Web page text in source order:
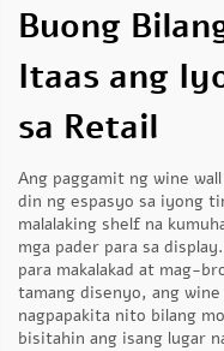
Buong
Itaas ang
sa Retail
Ang paggamit ng wine
din ng espasyo sa iyong
malalaking shelf na
mga pader para sa
para makalakad at mag-
tamang disenyo, ang
nagpapakita nito bilang
bisitahin ang isang lugar